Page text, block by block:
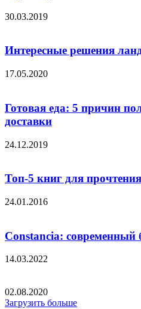
30.03.2019
Интересные решения
17.05.2020
Готовая еда: 5 причин
доставки
24.12.2019
Топ-5 книг для
24.01.2016
Constancia:
14.03.2022
02.08.2020
Загрузить больше